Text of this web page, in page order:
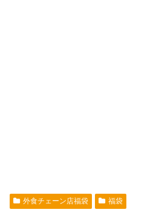
外食チェーン店福袋 福袋